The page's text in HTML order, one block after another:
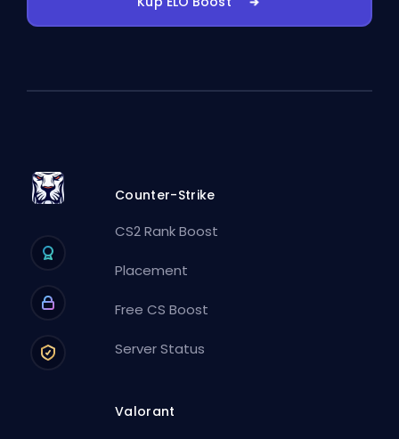
Counter-Strike
CS2 Rank Boost
Placement
Free CS Boost
Server Status
Valorant